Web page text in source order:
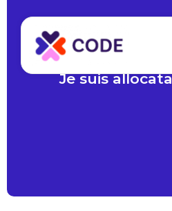
Je suis